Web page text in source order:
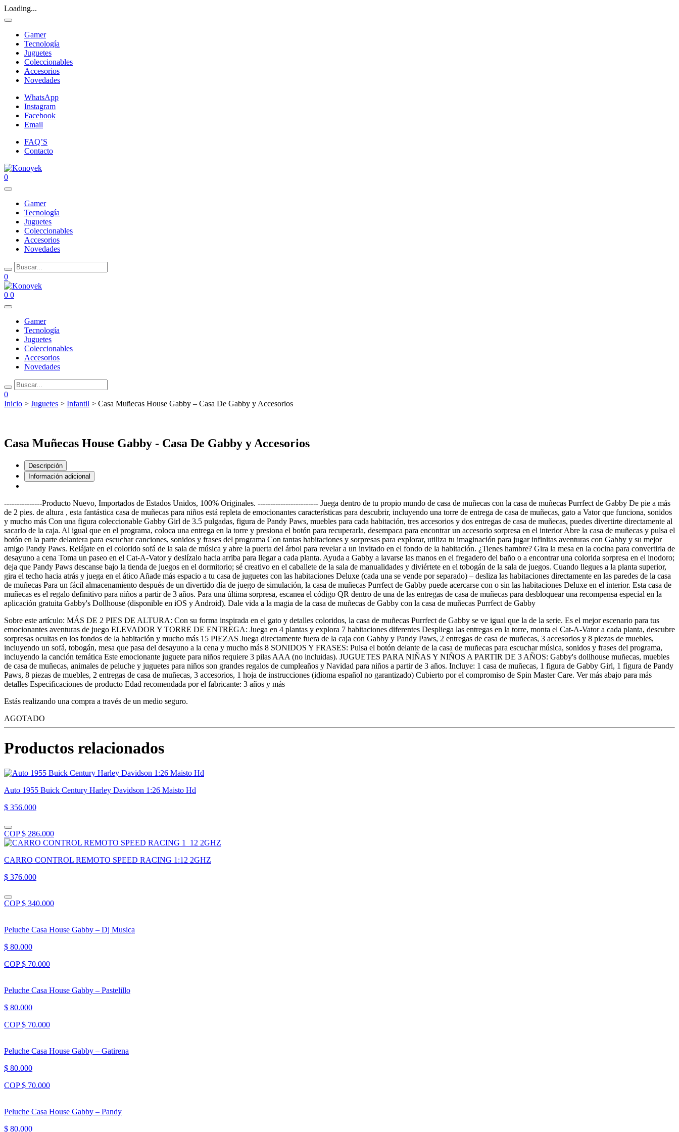
Loading...
Gamer
Tecnología
Juguetes
Coleccionables
Accesorios
Novedades
WhatsApp
Instagram
Facebook
Email
FAQ’S
Contacto
0
Gamer
Tecnología
Juguetes
Coleccionables
Accesorios
Novedades
0
0 0
Gamer
Tecnología
Juguetes
Coleccionables
Accesorios
Novedades
0
Inicio > Juguetes > Infantil > Casa Muñecas House Gabby – Casa De Gabby y Accesorios
Casa Muñecas House Gabby - Casa De Gabby y Accesorios
Descripción
Información adicional
---------------Producto Nuevo, Importados de Estados Unidos, 100% Originales. ------------------------ Juega dentro de tu propio mundo de casa de muñecas con la casa de muñecas Purrfect de Gabby De pie a más
de 2 pies. de altura , esta fantástica casa de muñecas para niños está repleta de emocionantes características para descubrir, incluyendo una torre de entrega de casa de muñecas, gato a Vator que funciona, sonidos
y mucho más Con una figura coleccionable Gabby Girl de 3.5 pulgadas, figura de Pandy Paws, muebles para cada habitación, tres accesorios y dos entregas de casa de muñecas, puedes divertirte directamente al
sacarlo de la caja. Al igual que en el programa, coloca una entrega en la torre y presiona el botón para recuperarla, desempaca para encontrar un accesorio sorpresa en el interior Abre la casa de muñecas y pulsa el
botón en la parte delantera para escuchar canciones, sonidos y frases del programa Con tantas habitaciones y sorpresas para explorar, utiliza tu imaginación para jugar infinitas aventuras con Gabby y su mejor
amigo Pandy Paws. Relájate en el colorido sofá de la sala de música y abre la puerta del árbol para revelar a un invitado en el fondo de la habitación. ¿Tienes hambre? Gira la mesa en la cocina para convertirla de
desayuno a cena Toma un paseo en el Cat-A-Vator y deslízalo hacia arriba para llegar a cada planta. Ayuda a Gabby a lavarse las manos en el fregadero del baño o a encontrar una colorida sorpresa en el inodoro;
deja que Pandy Paws descanse bajo la tienda de juegos en el dormitorio; sé creativo en el caballete de la sala de manualidades y diviértete en el tobogán de la sala de juegos. Cuando llegues a la planta superior,
gira el techo hacia atrás y juega en el ático Añade más espacio a tu casa de juguetes con las habitaciones Deluxe (cada una se vende por separado) – desliza las habitaciones directamente en las paredes de la casa
de muñecas Para un fácil almacenamiento después de un divertido día de juego de simulación, la casa de muñecas Purrfect de Gabby puede acercarse con o sin las habitaciones Deluxe en el interior. Esta casa de
muñecas es el regalo definitivo para niños a partir de 3 años. Para una última sorpresa, escanea el código QR dentro de una de las entregas de casa de muñecas para desbloquear una recompensa especial en la
aplicación gratuita Gabby's Dollhouse (disponible en iOS y Android). Dale vida a la magia de la casa de muñecas de Gabby con la casa de muñecas Purrfect de Gabby
Sobre este artículo: MÁS DE 2 PIES DE ALTURA: Con su forma inspirada en el gato y detalles coloridos, la casa de muñecas Purrfect de Gabby se ve igual que la de la serie. Es el mejor escenario para tus
emocionantes aventuras de juego ELEVADOR Y TORRE DE ENTREGA: Juega en 4 plantas y explora 7 habitaciones diferentes Despliega las entregas en la torre, monta el Cat-A-Vator a cada planta, descubre
sorpresas ocultas en los fondos de la habitación y mucho más 15 PIEZAS Juega directamente fuera de la caja con Gabby y Pandy Paws, 2 entregas de casa de muñecas, 3 accesorios y 8 piezas de muebles,
incluyendo un sofá, tobogán, mesa que pasa del desayuno a la cena y mucho más 8 SONIDOS Y FRASES: Pulsa el botón delante de la casa de muñecas para escuchar música, sonidos y frases del programa,
incluyendo la canción temática Este emocionante juguete para niños requiere 3 pilas AAA (no incluidas). JUGUETES PARA NIÑAS Y NIÑOS A PARTIR DE 3 AÑOS: Gabby's dollhouse muñecas, muebles
de casa de muñecas, animales de peluche y juguetes para niños son grandes regalos de cumpleaños y Navidad para niños a partir de 3 años. Incluye: 1 casa de muñecas, 1 figura de Gabby Girl, 1 figura de Pandy
Paws, 8 piezas de muebles, 2 entregas de casa de muñecas, 3 accesorios, 1 hoja de instrucciones (idioma español no garantizado) Cubierto por el compromiso de Spin Master Care. Ver más abajo para más
detalles Especificaciones de producto Edad recomendada por el fabricante: 3 años y más
Estás realizando una compra a través de un medio seguro.
AGOTADO
Productos relacionados
Auto 1955 Buick Century Harley Davidson 1:26 Maisto Hd
$ 356.000
COP $ 286.000
CARRO CONTROL REMOTO SPEED RACING 1:12 2GHZ
$ 376.000
COP $ 340.000
Peluche Casa House Gabby – Dj Musica
$ 80.000
COP $ 70.000
Peluche Casa House Gabby – Pastelillo
$ 80.000
COP $ 70.000
Peluche Casa House Gabby – Gatirena
$ 80.000
COP $ 70.000
Peluche Casa House Gabby – Pandy
$ 80.000